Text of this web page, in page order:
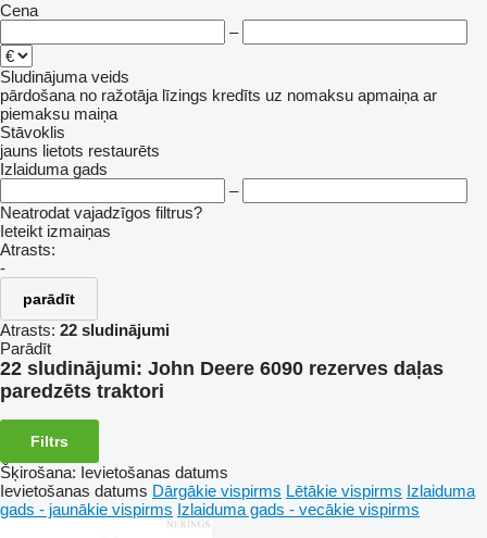
Cena
–
Sludinājuma veids
pārdošana no ražotāja līzings kredīts uz nomaksu apmaiņa ar
piemaksu maiņa
Stāvoklis
jauns lietots restaurēts
Izlaiduma gads
–
Neatrodat vajadzīgos filtrus?
Ieteikt izmaiņas
Atrasts:
-
parādīt
Atrasts: 22 sludinājumi
Parādīt
22 sludinājumi: John Deere 6090 rezerves daļas
paredzēts traktori
Filtrs
Šķirošana: Ievietošanas datums
Ievietošanas datums Dārgākie vispirms Lētākie vispirms Izlaiduma
gads - jaunākie vispirms Izlaiduma gads - vecākie vispirms